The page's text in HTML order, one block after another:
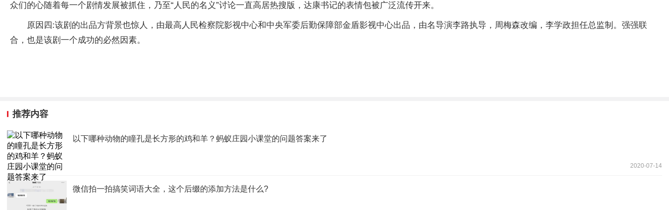
众们的心随着每一个剧情发展被抓住，乃至“人民的名义”讨论一直高居热搜版，达康书记的表情包被广泛流传开来。
原因四:该剧的出品方背景也惊人，由最高人民检察院影视中心和中央军委后勤保障部金盾影视中心出品，由名导演李路执导，周梅森改编，李学政担任总监制。强强联
合，也是该剧一个成功的必然因素。
推荐内容
以下哪种动物的瞳孔是长方形的鸡和羊？蚂蚁庄园小课堂的问题答案来了
2020-07-14
微信拍一拍搞笑词语大全，这个后缀的添加方法是什么?